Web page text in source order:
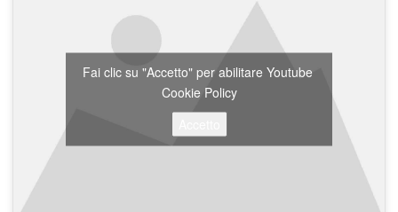
Fai clic su "Accetto" per abilitare Youtube
Cookie Policy